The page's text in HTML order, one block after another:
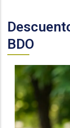
BDO